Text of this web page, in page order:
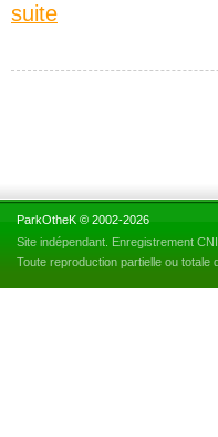
suite
ParkOtheK © 2002-2026
Site indépendant. Enregistrement
Toute reproduction partielle ou totale